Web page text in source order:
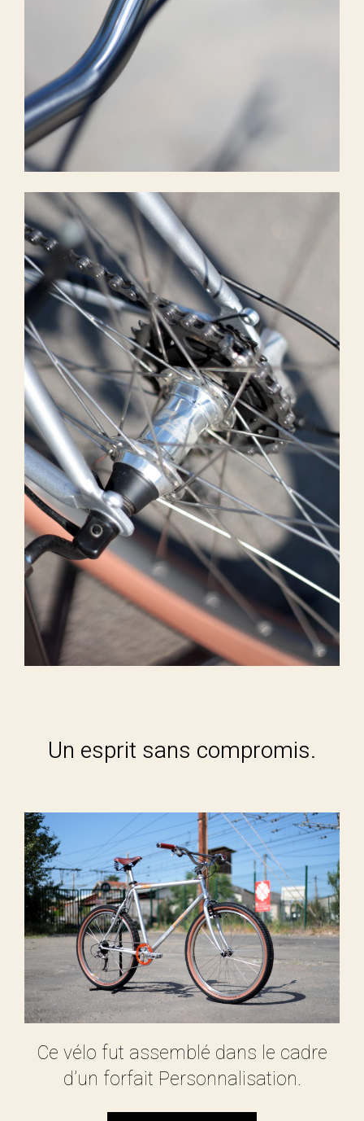
Un esprit sans compromis.
Ce vélo fut assemblé dans le cadre
d’un forfait Personnalisation.
Découvrir le forfait